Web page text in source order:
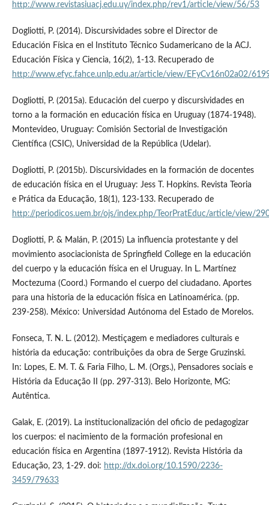
http://www.revistasiuacj.edu.uy/index.php/rev1/article/view/56/53
Dogliotti, P. (2014). Discursividades sobre el Director de
Educación Física en el Instituto Técnico Sudamericano de la ACJ.
Educación Física y Ciencia, 16(2), 1-13. Recuperado de
http://www.efyc.fahce.unlp.edu.ar/article/view/EFyCv16n02a02/
Dogliotti, P. (2015a). Educación del cuerpo y discursividades en
torno a la formación en educación física en Uruguay (1874-1948).
Montevideo, Uruguay: Comisión Sectorial de Investigación
Científica (CSIC), Universidad de la República (Udelar).
Dogliotti, P. (2015b). Discursividades en la formación de docentes
de educación física en el Uruguay: Jess T. Hopkins. Revista Teoria
e Prática da Educação, 18(1), 123-133. Recuperado de
http://periodicos.uem.br/ojs/index.php/TeorPratEduc/article/view/
Dogliotti, P. & Malán, P. (2015) La influencia protestante y del
movimiento asociacionista de Springfield College en la educación
del cuerpo y la educación física en el Uruguay. In L. Martínez
Moctezuma (Coord.) Formando el cuerpo del ciudadano. Aportes
para una historia de la educación física en Latinoamérica. (pp.
239-258). México: Universidad Autónoma del Estado de Morelos.
Fonseca, T. N. L. (2012). Mestiçagem e mediadores culturais e
história da educação: contribuições da obra de Serge Gruzinski.
In: Lopes, E. M. T. & Faria Filho, L. M. (Orgs.), Pensadores sociais e
História da Educação II (pp. 297-313). Belo Horizonte, MG:
Autêntica.
Galak, E. (2019). La institucionalización del oficio de pedagogizar
los cuerpos: el nacimiento de la formación profesional en
educación física en Argentina (1897-1912). Revista História da
Educação, 23, 1-29. doi: http://dx.doi.org/10.1590/2236-
3459/79633